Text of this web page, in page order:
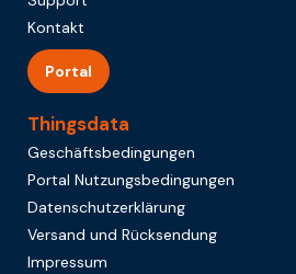
Kontakt
Portal
Thingsdata
Geschäftsbedingungen
Portal Nutzungsbedingungen
Datenschutzerklärung
Versand und Rücksendung
Impressum